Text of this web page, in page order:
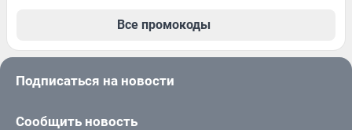
Все промокоды
Подписаться на новости
Сообщить новость